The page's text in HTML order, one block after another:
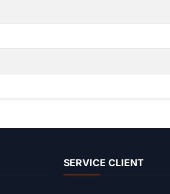
SERVICE CLIENT